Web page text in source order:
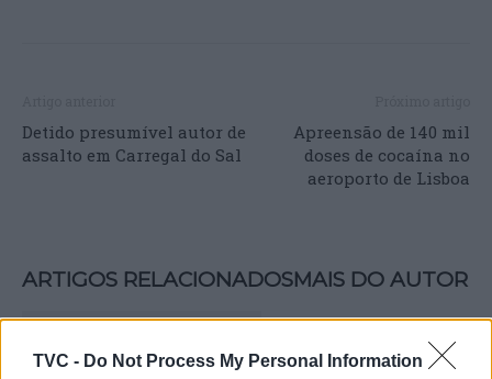
TVC - Do Not Process My Personal Information
Detido presumível autor de
assalto em Carregal do Sal
Apreensão de 140 mil
doses de cocaína no
aeroporto de Lisboa
ARTIGOS RELACIONADOSMAIS DO AUTOR